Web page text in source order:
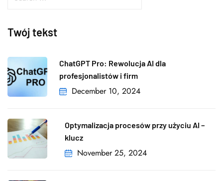
Twój tekst
ChatGPT Pro: Rewolucja AI dla
profesjonalistów i firm
December 10, 2024
Optymalizacja procesów przy użyciu AI –
klucz
November 25, 2024